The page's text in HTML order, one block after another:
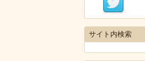
サイト内検索